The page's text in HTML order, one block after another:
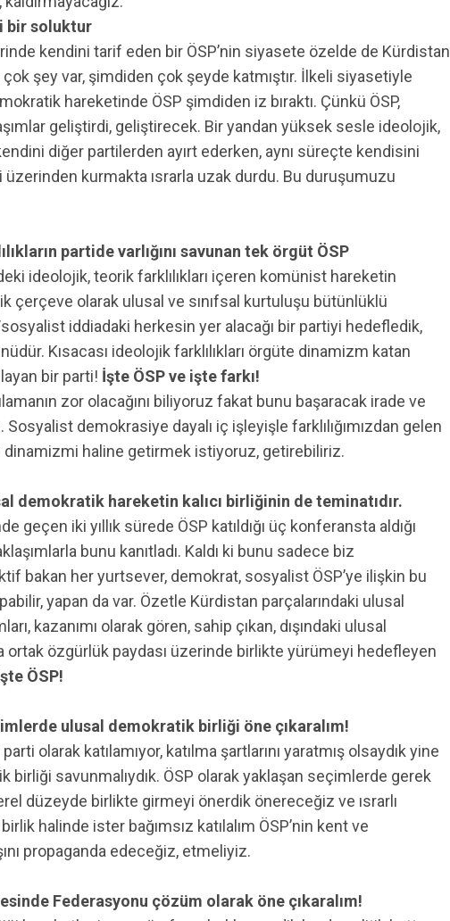
bir soluktur
kendini tarif eden bir ÖSP’nin siyasete özelde de Kürdistan
şey var, şimdiden çok şeyde katmıştır. İlkeli siyasetiyle
hareketinde ÖSP şimdiden iz bıraktı. Çünkü ÖSP,
geliştirdi, geliştirecek. Bir yandan yüksek sesle ideolojik,
diğer partilerden ayırt ederken, aynı süreçte kendisini
üzerinden kurmakta ısrarla uzak durdu. Bu duruşumuzu
partide varlığını savunan tek örgüt ÖSP
ideolojik, teorik farklılıkları içeren komünist hareketin
çerçeve olarak ulusal ve sınıfsal kurtuluşu bütünlüklü
iddiadaki herkesin yer alacağı bir partiyi hedefledik,
Kısacası ideolojik farklılıkları örgüte dinamizm katan
bir parti! İşte ÖSP ve işte farkı!
zor olacağını biliyoruz fakat bunu başaracak irade ve
demokrasiye dayalı iç işleyişle farklılığımızdan gelen
haline getirmek istiyoruz, getirebiliriz.
demokratik hareketin kalıcı birliğinin de teminatıdır.
geçen iki yıllık sürede ÖSP katıldığı üç konferansta aldığı
bunu kanıtladı. Kaldı ki bunu sadece biz
bakan her yurtsever, demokrat, sosyalist ÖSP’ye ilişkin bu
yapan da var. Özetle Kürdistan parçalarındaki ulusal
kazanımı olarak gören, sahip çıkan, dışındaki ulusal
ortak özgürlük paydası üzerinde birlikte yürümeyi hedefleyen
ÖSP!
ulusal demokratik birliği öne çıkaralım!
olarak katılamıyor, katılma şartlarını yaratmış olsaydık yine
birliği savunmalıydık. ÖSP olarak yaklaşan seçimlerde gerek
düzeyde birlikte girmeyi önerdik önereceğiz ve ısrarlı
halinde ister bağımsız katılalım ÖSP’nin kent ve
propaganda edeceğiz, etmeliyiz.
Federasyonu çözüm olarak öne çıkaralım!